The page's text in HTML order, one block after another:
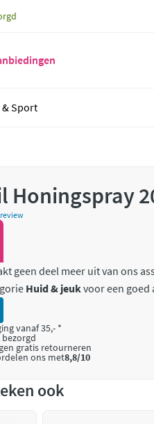
Sport
Honingspray
geen deel meer uit van ons
Huid & jeukvoor een
vanaf 35,- *
bezorgd
gratis retourneren
ons met8,8/10
ook